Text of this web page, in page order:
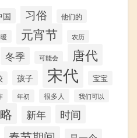
国 习俗 他们的
元宵节 农历
冬季 可能会 唐代
孩子 宋代 宝宝
年初 很多人 我们可以
新年 时间